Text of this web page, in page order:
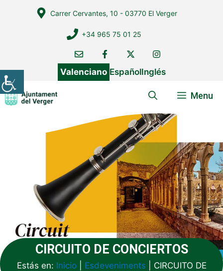
Carrer Cervantes, 10 - 03770 El Verger
+34 965 75 01 25
Valenciano EspañolInglés
Menu
CIRCUITO DE CONCIERTOS
Estás en: Inicio| Esdeveniments
CIRCUITO DE